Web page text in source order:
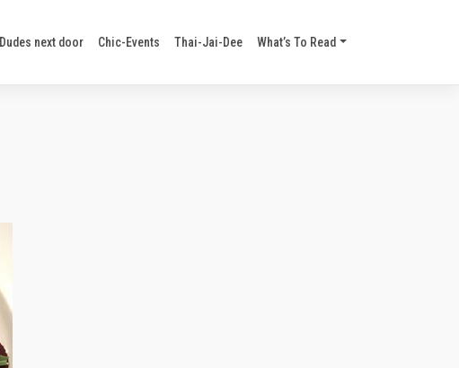
Dudes next door Chic-Events Thai-Jai-Dee What’s To Read